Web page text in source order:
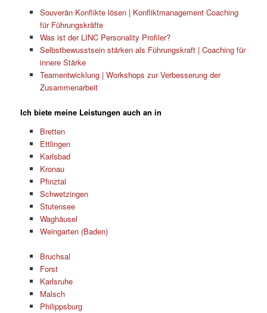
Souverän Konflikte lösen | Konfliktmanagement Coaching
für Führungskräfte
Was ist der LINC Personality Profiler?
Selbstbewusstsein stärken als Führungskraft | Coaching für
innere Stärke
Teamentwicklung | Workshops zur Verbesserung der
Zusammenarbeit
Ich biete meine Leistungen auch an in
Bretten
Ettlingen
Karlsbad
Kronau
Pfinztal
Schwetzingen
Stutensee
Waghäusel
Weingarten (Baden)
Bruchsal
Forst
Karlsruhe
Malsch
Philippsburg